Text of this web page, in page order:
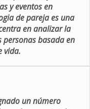
y eventos en
de pareja es una
en analizar la
basada en
vida.
un número